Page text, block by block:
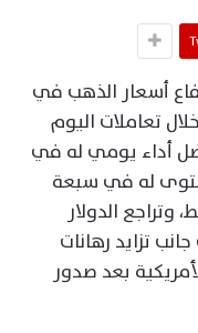
أسعار الذهب في
تعاملات اليوم
أداء يومي له في
له في سبعة
وتراجع الدولار
تزايد رهانات
بعد صدور